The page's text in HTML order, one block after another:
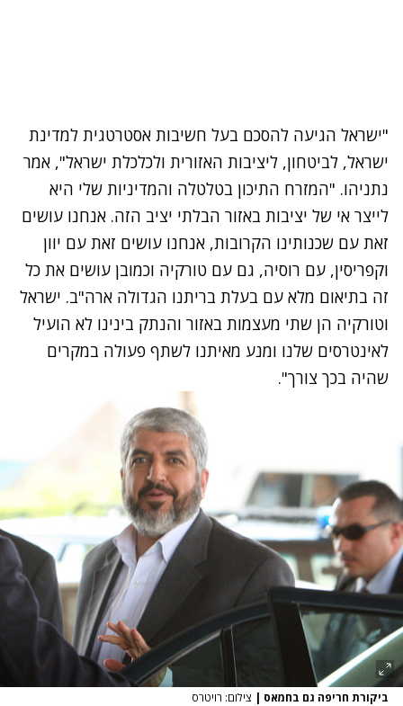
"ישראל הגיעה להסכם בעל חשיבות אסטרטגית למדינת
ישראל, לביטחון, ליציבות האזורית ולכלכלת ישראל", אמר
נתניהו. "המזרח התיכון בטלטלה והמדיניות שלי היא
לייצר אי של יציבות באזור הבלתי יציב הזה. אנחנו עושים
זאת עם שכנותינו הקרובות, אנחנו עושים זאת עם יוון
וקפריסין, עם רוסיה, גם עם טורקיה וכמובן עושים את כל
זה בתיאום מלא עם בעלת בריתנו הגדולה ארה"ב. ישראל
וטורקיה הן שתי מעצמות באזור והנתק בינינו לא הועיל
לאינטרסים שלנו ומנע מאיתנו לשתף פעולה במקרים
שהיה בכך צורך".
ביקורת חריפה גם בחמאס | צילום: רויטרס